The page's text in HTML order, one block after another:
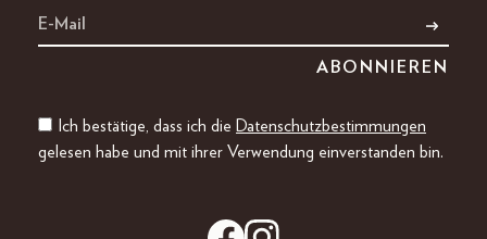
Ich bestätige, dass ich die Datenschutzbestimmungen
gelesen habe und mit ihrer Verwendung einverstanden bin.